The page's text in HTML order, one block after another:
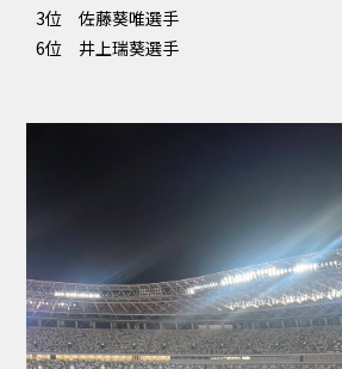
3位 佐藤葵唯選手
6位 井上瑞葵選手